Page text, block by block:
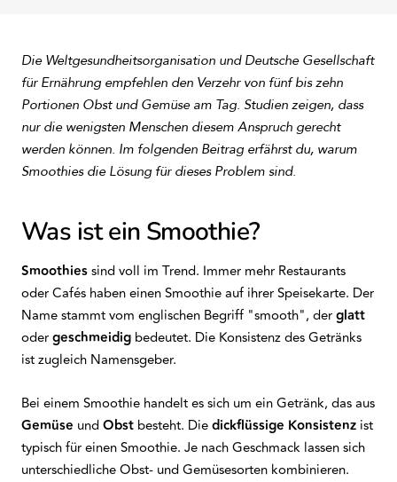
Die Weltgesundheitsorganisation und Deutsche Gesellschaft
für Ernährung empfehlen den Verzehr von fünf bis zehn
Portionen Obst und Gemüse am Tag. Studien zeigen, dass
nur die wenigsten Menschen diesem Anspruch gerecht
werden können. Im folgenden Beitrag erfährst du, warum
Smoothies die Lösung für dieses Problem sind.
Was ist ein Smoothie?
Smoothiessind voll im Trend. Immer mehr Restaurants
oder Cafés haben einen Smoothie auf ihrer Speisekarte. Der
Name stammt vom englischen Begriff "smooth", derglatt
odergeschmeidig bedeutet. Die Konsistenz des Getränks
ist zugleich Namensgeber.
Bei einem Smoothie handelt es sich um ein Getränk, das aus
Gemüse undObst besteht. Diedickflüssige Konsistenz ist
typisch für einen Smoothie. Je nach Geschmack lassen sich
unterschiedliche Obst- und Gemüsesorten kombinieren.